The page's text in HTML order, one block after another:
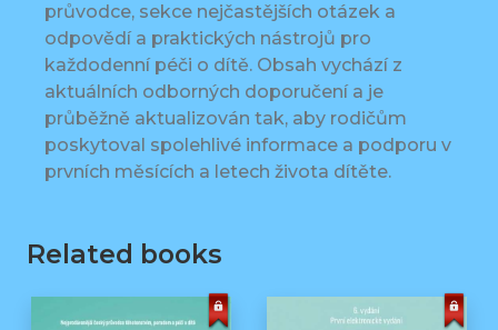
průvodce, sekce nejčastějších otázek a
odpovědí a praktických nástrojů pro
každodenní péči o dítě. Obsah vychází z
aktuálních odborných doporučení a je
průběžně aktualizován tak, aby rodičům
poskytoval spolehlivé informace a podporu v
prvních měsících a letech života dítěte.
Related books